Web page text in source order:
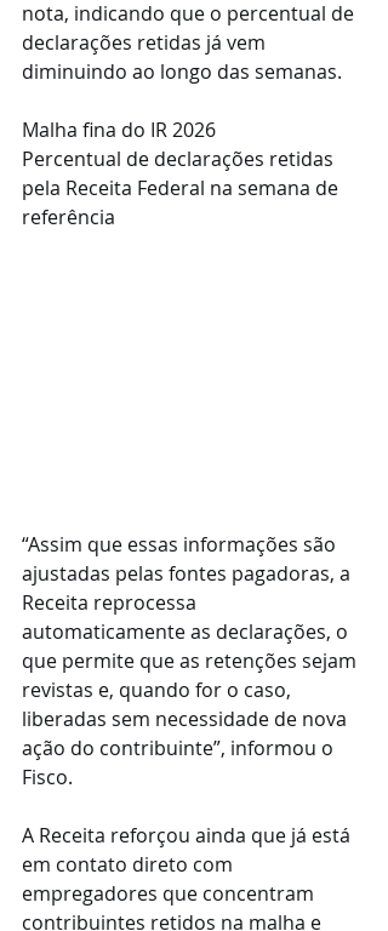
nota, indicando que o percentual de
declarações retidas já vem
diminuindo ao longo das semanas.
Malha fina do IR 2026
Percentual de declarações retidas
pela Receita Federal na semana de
referência
“Assim que essas informações são
ajustadas pelas fontes pagadoras, a
Receita reprocessa
automaticamente as declarações, o
que permite que as retenções sejam
revistas e, quando for o caso,
liberadas sem necessidade de nova
ação do contribuinte”, informou o
Fisco.
A Receita reforçou ainda que já está
em contato direto com
empregadores que concentram
contribuintes retidos na malha e